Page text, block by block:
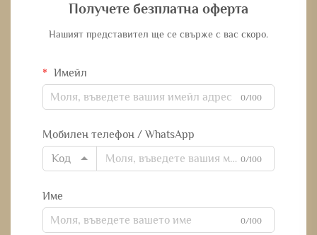
Получете безплатна оферта
Нашият представител ще се свърже с вас скоро.
Имейл
0/100
Мобилен телефон / WhatsApp
Код
0/100
Име
0/100